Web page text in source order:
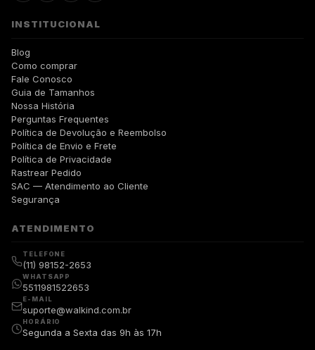
INSTITUCIONAL
Blog
Como comprar
Fale Conosco
Guia de Tamanhos
Nossa História
Perguntas Frequentes
Política de Devolução e Reembolso
Política de Envio e Frete
Política de Privacidade
Rastrear Pedido
SAC — Atendimento ao Cliente
Segurança
ATENDIMENTO
TELEFONE
(11) 98152-2653
WHATSAPP
5511981522653
E-MAIL
suporte@walkind.com.br
HORÁRIO
Segunda a Sexta das 9h às 17h